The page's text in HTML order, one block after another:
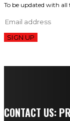
To be updated with all
SIGN UP
CONTACT US: